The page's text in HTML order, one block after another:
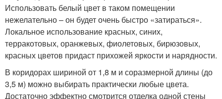
Использовать белый цвет в таком помещении
нежелательно – он будет очень быстро «затираться».
Локальное использование красных, синих,
терракотовых, оранжевых, фиолетовых, бирюзовых,
красных цветов придаст прихожей яркости и нарядности.
В коридорах шириной от 1,8 м и соразмерной длины (до
3,5 м) можно выбирать практически любые цвета.
Достаточно эффектно смотрится отделка одной стены